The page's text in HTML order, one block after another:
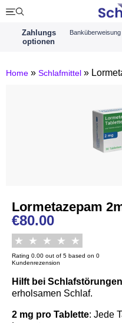
Zahlungs
optionen
Home » Schlafmittel »
Lormetazepam
€80.00
Rating 0.00 out of 5 based on 0
Kundenrezension
Hilft bei Schlafstörungen
erholsamen Schlaf.
2 mg pro Tablette: Jede